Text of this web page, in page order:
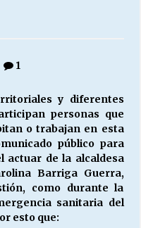
DESPIDOS
1
y diferentes
personas que
o trabajan en esta
público para
actuar de la alcaldesa
Barriga Guerra,
como durante la
sanitaria del
esto que: